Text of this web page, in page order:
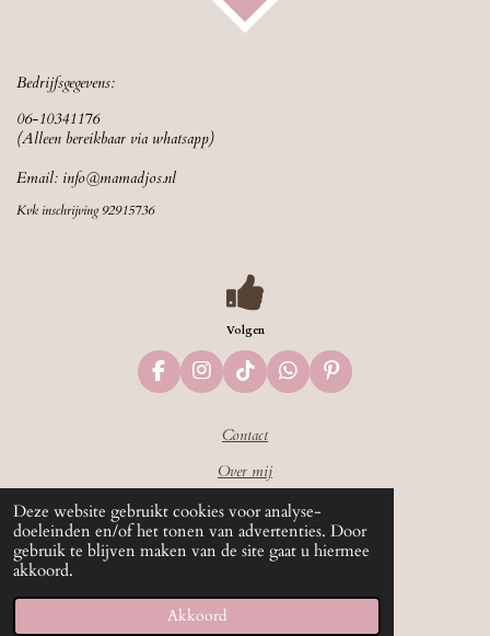
Deze website gebruikt cookies voor analyse-
doeleinden en/of het tonen van advertenties. Door
gebruik te blijven maken van de site gaat u hiermee
akkoord.
Akkoord
Bedrijfsgegevens:
06-10341176
(Alleen bereikbaar via whatsapp)
Email: info@mamadjos.nl
Kvk inschrijving 92915736
Volgen
F
a
k
I
n
a
m
T
i
T
k
W
h
p
P
i
t
Contact
Over mij
Algemene voorwaarden
Privacy beleid
Powered byJouwWeb